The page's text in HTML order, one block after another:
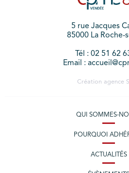
5 rue Jacques
85000 La Roche-
Tél : 02 51 62
Email :
Création agence
QUI SOMMES-
POURQUOI
ACTUALITÉS